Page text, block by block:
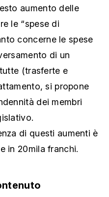
aumento delle
le “spese di
concerne le spese
di un
(trasferte e
si propone
dei membri
di questi aumenti è
in 20mila franchi.